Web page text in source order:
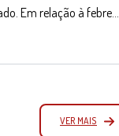
Em relação à febre…
VER MAIS